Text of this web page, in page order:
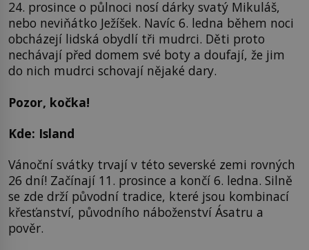
24. prosince o půlnoci nosí dárky svatý Mikuláš,
nebo neviňátko Ježíšek. Navíc 6. ledna během noci
obcházejí lidská obydlí tři mudrci. Děti proto
nechávají před domem své boty a doufají, že jim
do nich mudrci schovají nějaké dary.
Pozor, kočka!
Kde: Island
Vánoční svátky trvají v této severské zemi rovných
26 dní! Začínají 11. prosince a končí 6. ledna. Silně
se zde drží původní tradice, které jsou kombinací
křesťanství, původního náboženství Ásatru a
pověr.